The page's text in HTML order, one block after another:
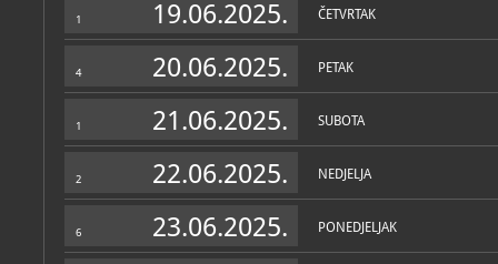
1 19.06.2025. ČETVRTAK
4 20.06.2025. PETAK
1 21.06.2025. SUBOTA
2 22.06.2025. NEDJELJA
6 23.06.2025. PONEDJELJAK